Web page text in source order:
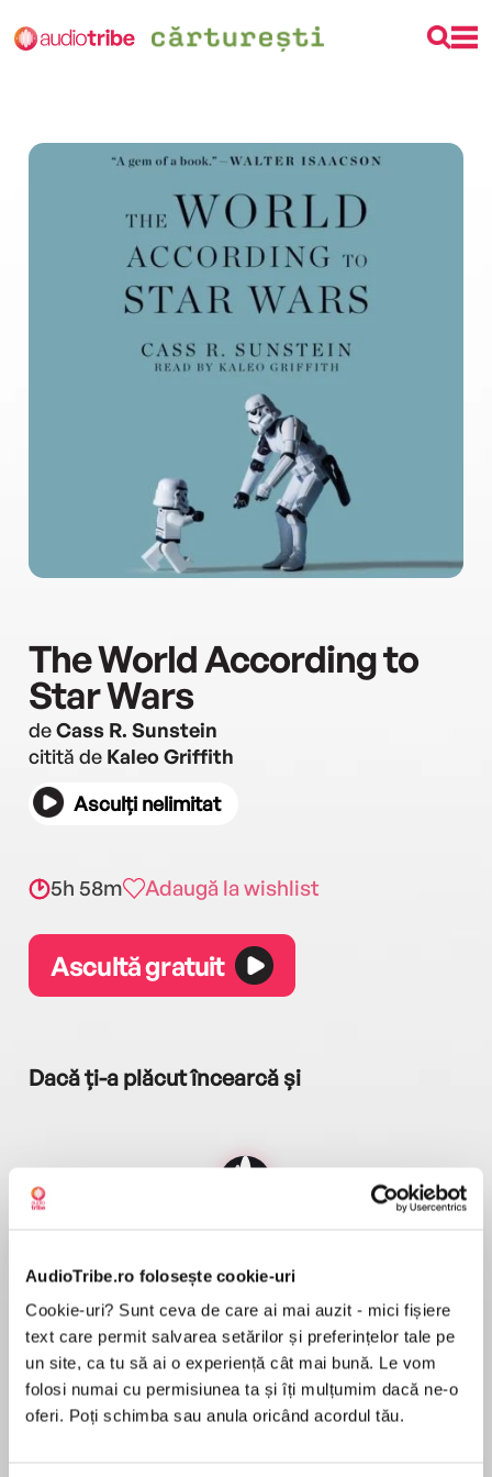
AudioTribe.ro folosește cookie-uri
Cookie-uri? Sunt ceva de care ai mai auzit - mici fișiere
text care permit salvarea setărilor și preferințelor tale pe
un site, ca tu să ai o experiență cât mai bună. Le vom
folosi numai cu permisiunea ta și îți mulțumim dacă ne-o
oferi. Poți schimba sau anula oricând acordul tău.
The World According to
Star Wars
deCass R. Sunstein
citită de Kaleo Griffith
Asculți nelimitat
5h 58m Adaugă la wishlist
Ascultă gratuit
Dacă ți-a plăcut încearcă și
Despre carte
"Star Wars is the ultimate mythological tale of
our age, a hero's journey that is a tribute to the
beauty of human freedom as well as an